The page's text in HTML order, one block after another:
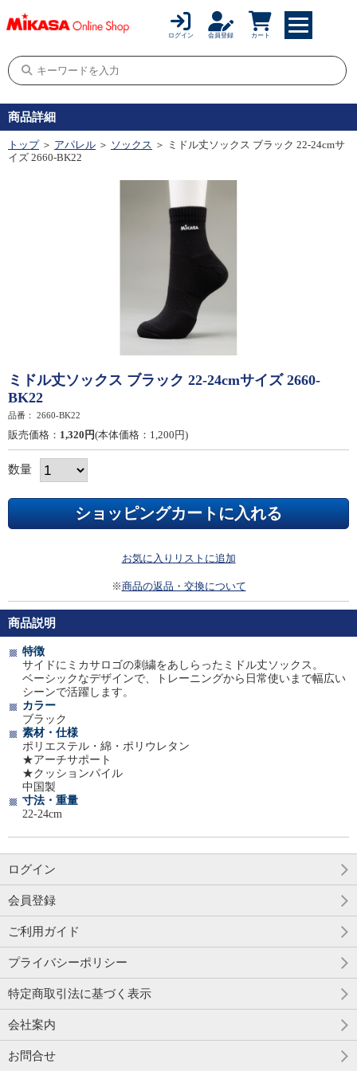
ログイン 会員登録 カート
商品詳細
トップ ＞ アパレル ＞ ソックス ＞ ミドル丈ソックス ブラック 22-24cmサ
イズ 2660-BK22
ミドル丈ソックス ブラック 22-24cmサイズ 2660-
BK22
品番： 2660-BK22
販売価格： 1,320円(本体価格：1,200円)
数量
お気に入りリストに追加
※商品の返品・交換について
商品説明
特徴
サイドにミカサロゴの刺繍をあしらったミドル丈ソックス。
ベーシックなデザインで、トレーニングから日常使いまで幅広い
シーンで活躍します。
カラー
ブラック
素材・仕様
ポリエステル・綿・ポリウレタン
★アーチサポート
★クッションパイル
中国製
寸法・重量
22-24cm
ログイン
会員登録
ご利用ガイド
プライバシーポリシー
特定商取引法に基づく表示
会社案内
お問合せ